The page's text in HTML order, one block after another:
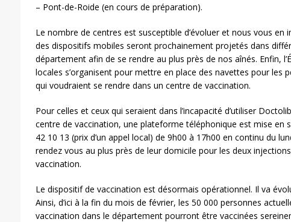
– Pont-de-Roide (en cours de préparation).
Le nombre de centres est susceptible d’évoluer et nous vous en
des dispositifs mobiles seront prochainement projetés dans
département afin de se rendre au plus près de nos aînés. Enfin,
locales s’organisent pour mettre en place des navettes pour les
qui voudraient se rendre dans un centre de vaccination.
Pour celles et ceux qui seraient dans l’incapacité d’utiliser
centre de vaccination, une plateforme téléphonique est mise en
42 10 13 (prix d’un appel local) de 9h00 à 17h00 en continu du
rendez vous au plus près de leur domicile pour les deux
vaccination.
Le dispositif de vaccination est désormais opérationnel. Il va
Ainsi, d’ici à la fin du mois de février, les 50 000 personnes
vaccination dans le département pourront être vaccinées